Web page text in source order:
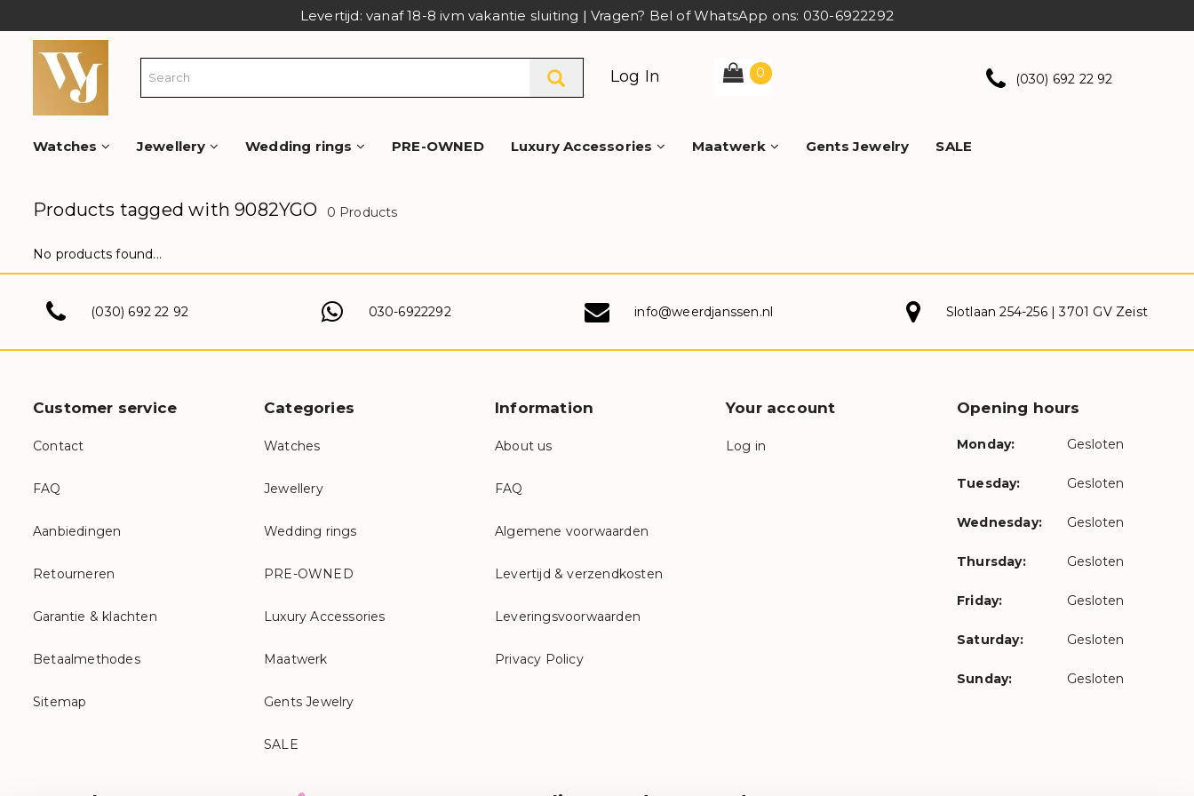
Levertijd: vanaf 18-8 ivm vakantie sluiting | Vragen? Bel of WhatsApp ons: 030-6922292
Log In 0 (030) 692 22 92
Watches Jewellery Wedding rings PRE-OWNED Luxury Accessories Maatwerk Gents Jewelry SALE
Products tagged with 9082YGO 0 Products
No products found...
(030) 692 22 92 030-6922292 info@weerdjanssen.nl Slotlaan 254-256 | 3701 GV Zeist
Customer service
Contact
FAQ
Aanbiedingen
Retourneren
Garantie & klachten
Betaalmethodes
Sitemap
Categories
Watches
Jewellery
Wedding rings
PRE-OWNED
Luxury Accessories
Maatwerk
Gents Jewelry
SALE
Information
About us
FAQ
Algemene voorwaarden
Levertijd & verzendkosten
Leveringsvoorwaarden
Privacy Policy
Your account
Log in
Opening hours
Monday: Gesloten
Tuesday: Gesloten
Wednesday: Gesloten
Thursday: Gesloten
Friday: Gesloten
Saturday: Gesloten
Sunday: Gesloten